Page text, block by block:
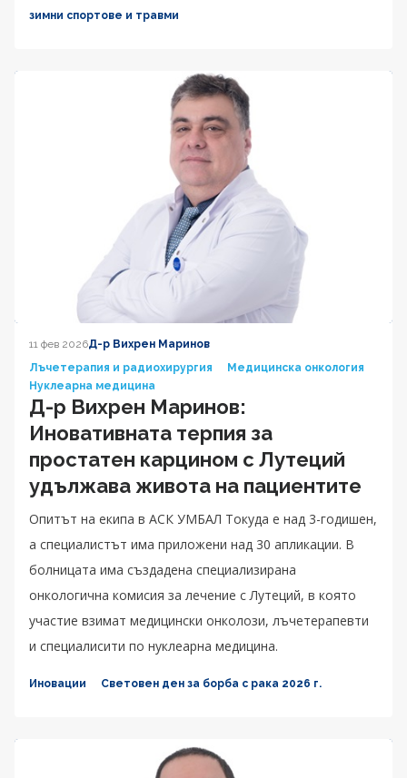
зимни спортове и травми
11 фев 2026Д-р Вихрен Маринов
Лъчетерапия и радиохирургия
Медицинска онкология
Нуклеарна медицина
Д-р Вихрен Маринов:
Иновативната терпия за
простатен карцином с Лутеций
удължава живота на пациентите
Опитът на екипа в АСК УМБАЛ Токуда е над 3-годишен,
а специалистът има приложени над 30 апликации. В
болницата има създадена специализирана
онкологична комисия за лечение с Лутеций, в която
участие взимат медицински онколози, лъчетерапевти
и специалисити по нуклеарна медицина.
Иновации Световен ден за борба с рака 2026 г.